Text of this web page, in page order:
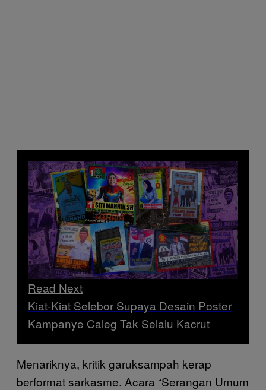
Read Next
Kiat-Kiat Selebor Supaya Desain Poster
Kampanye Caleg Tak Selalu Kacrut
Menariknya, kritik garuksampah kerap
berformat sarkasme. Acara “Serangan Umum